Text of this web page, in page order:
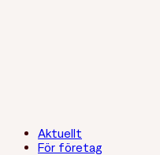
Aktuellt
För företag